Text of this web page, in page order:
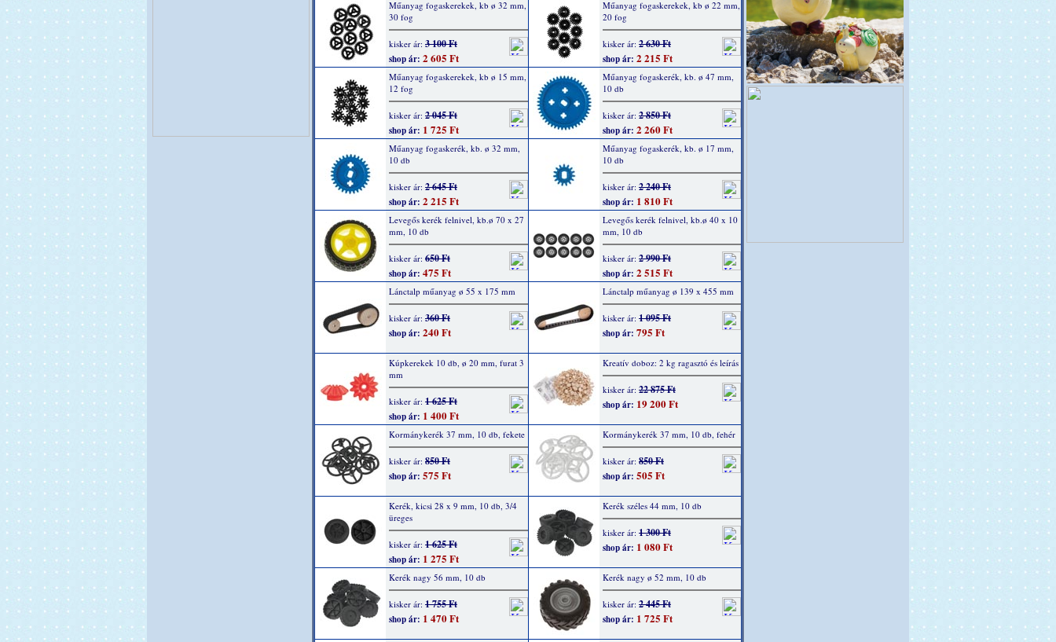
Műanyag fogaskerekek, kb ø 32 mm,
30 fog
kisker ár: 3 100 Ft
shop ár: 2 605 Ft
Műanyag fogaskerekek, kb ø 22 mm,
20 fog
kisker ár: 2 630 Ft
shop ár: 2 215 Ft
Műanyag fogaskerekek, kb ø 15 mm,
12 fog
kisker ár: 2 045 Ft
shop ár: 1 725 Ft
Műanyag fogaskerék, kb. ø 47 mm,
10 db
kisker ár: 2 850 Ft
shop ár: 2 260 Ft
Műanyag fogaskerék, kb. ø 32 mm,
10 db
kisker ár: 2 645 Ft
shop ár: 2 215 Ft
Műanyag fogaskerék, kb. ø 17 mm,
10 db
kisker ár: 2 240 Ft
shop ár: 1 810 Ft
Levegős kerék felnivel, kb.ø 70 x 27
mm, 10 db
kisker ár: 650 Ft
shop ár: 475 Ft
Levegős kerék felnivel, kb.ø 40 x 10
mm, 10 db
kisker ár: 2 990 Ft
shop ár: 2 515 Ft
Lánctalp műanyag ø 55 x 175 mm
kisker ár: 360 Ft
shop ár: 240 Ft
Lánctalp műanyag ø 139 x 455 mm
kisker ár: 1 095 Ft
shop ár: 795 Ft
Kúpkerekek 10 db, ø 20 mm, furat 3
mm
kisker ár: 1 625 Ft
shop ár: 1 400 Ft
Kreatív doboz: 2 kg ragasztó és leírás
kisker ár: 22 875 Ft
shop ár: 19 200 Ft
Kormánykerék 37 mm, 10 db, fekete
kisker ár: 850 Ft
shop ár: 575 Ft
Kormánykerék 37 mm, 10 db, fehér
kisker ár: 850 Ft
shop ár: 505 Ft
Kerék, kicsi 28 x 9 mm, 10 db, 3/4
üreges
kisker ár: 1 625 Ft
shop ár: 1 275 Ft
Kerék széles 44 mm, 10 db
kisker ár: 1 300 Ft
shop ár: 1 080 Ft
Kerék nagy 56 mm, 10 db
kisker ár: 1 755 Ft
shop ár: 1 470 Ft
Kerék nagy ø 52 mm, 10 db
kisker ár: 2 445 Ft
shop ár: 1 725 Ft